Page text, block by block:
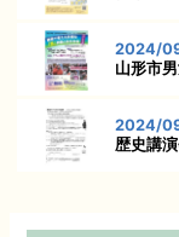
2024/
山形市
2024/
歴史講